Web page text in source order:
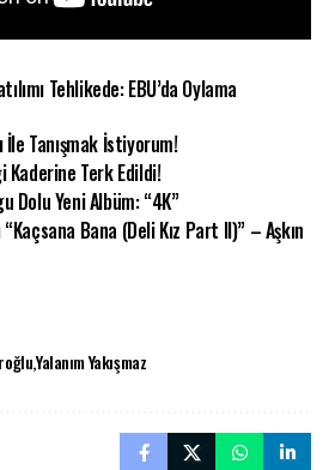
Tehlikede: EBU’da Oylama
İle Tanışmak İstiyorum!
Kaderine Terk Edildi!
Dolu Yeni Albüm: “4K”
“Kaçsana Bana (Deli Kız Part II)” – Aşkın
Yalanım Yakışmaz